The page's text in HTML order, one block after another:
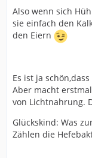
Also wenn sich
sie einfach den
den Eiern
Es ist ja
Aber macht
von Lichtnahrung.
Glückskind: Was
Zählen die